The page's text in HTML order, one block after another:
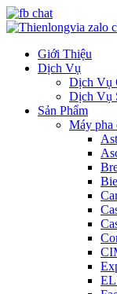
Giới Thiệu
Dịch Vụ
Dịch Vụ
Dịch Vụ
Sản Phẩm
Máy pha